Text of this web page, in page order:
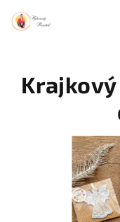
obsah